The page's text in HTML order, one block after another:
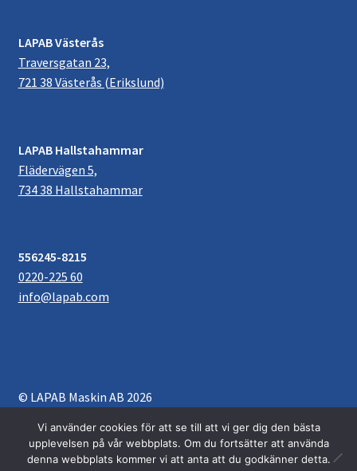
LAPAB Västerås
Traversgatan 23,
721 38 Västerås (Erikslund)
LAPAB Hallstahammar
Flädervägen 5,
734 38 Hallstahammar
556245-8215
0220-225 60
info@lapab.com
© LAPAB Maskin AB 2026
Vi använder cookies för att se till att vi ger dig den bästa
upplevelsen på vår webbplats. Om du fortsätter att använda
denna webbplats kommer vi att anta att du godkänner detta.